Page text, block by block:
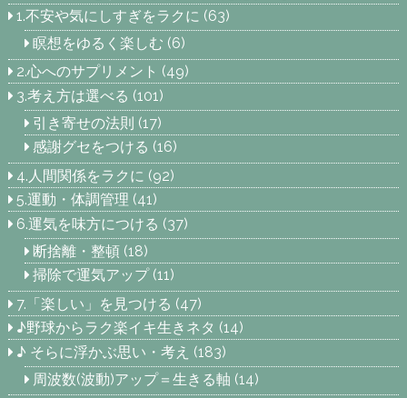
1.不安や気にしすぎをラクに (63)
瞑想をゆるく楽しむ (6)
2.心へのサプリメント (49)
3.考え方は選べる (101)
引き寄せの法則 (17)
感謝グセをつける (16)
4.人間関係をラクに (92)
5.運動・体調管理 (41)
6.運気を味方につける (37)
断捨離・整頓(18)
掃除で運気アップ(11)
7.「楽しい」を見つける (47)
♪野球からラク楽イキ生きネタ (14)
♪ そらに浮かぶ思い・考え (183)
周波数(波動)アップ＝生きる軸 (14)